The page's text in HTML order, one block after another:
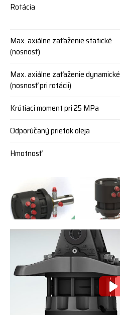
Rotácia
Max. axiálne zaťaženie statické
(nosnosť)
Max. axiálne zaťaženie dynamické
(nosnosť pri rotácii)
Krútiaci moment pri 25 MPa
Odporúčaný prietok oleja
Hmotnosť